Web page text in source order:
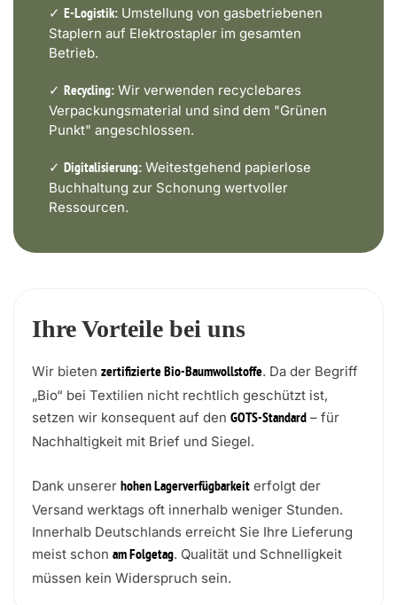
✓ E-Logistik: Umstellung von gasbetriebenen
Staplern auf Elektrostapler im gesamten
Betrieb.
✓ Recycling: Wir verwenden recyclebares
Verpackungsmaterial und sind dem "Grünen
Punkt" angeschlossen.
✓ Digitalisierung: Weitestgehend papierlose
Buchhaltung zur Schonung wertvoller
Ressourcen.
Ihre Vorteile bei uns
Wir bieten zertifizierte Bio-Baumwollstoffe. Da der Begriff
„Bio“ bei Textilien nicht rechtlich geschützt ist,
setzen wir konsequent auf den GOTS-Standard – für
Nachhaltigkeit mit Brief und Siegel.
Dank unserer hohen Lagerverfügbarkeit erfolgt der
Versand werktags oft innerhalb weniger Stunden.
Innerhalb Deutschlands erreicht Sie Ihre Lieferung
meist schon am Folgetag. Qualität und Schnelligkeit
müssen kein Widerspruch sein.